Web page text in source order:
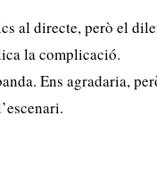
al directe, però el
la complicació.
Ens agradaria,